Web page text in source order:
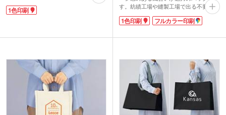
商品です。B6ノートが入るくらいのサ
イズで、スマホや財布など必要最低限の
ショルダー紐とは別に間口の巾着紐が付
1色印刷
す。紡績工場や縫製工場で出る不要な生
地から作られたリサイクルコットンは、
CO2や電気、水などの排出・使用の削減
丸底デザインが可愛く、マチが広めで大
1色・フルカラー印刷が可能。オリジナ
ルロゴを入れて他と差のつくオリジナル
エコバック作成はいかがでしょうか。
1色印刷 フルカラー印刷